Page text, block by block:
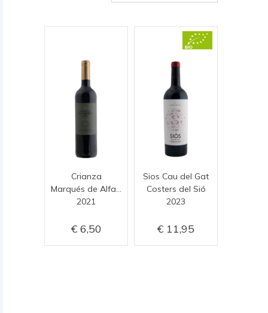
Crianza
2021
6,50
Sios Cau del Gat
Costers del Sió
2023
11,95